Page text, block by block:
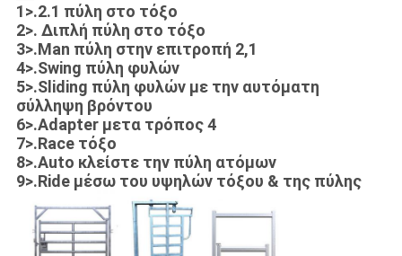
1>.2.1 πύλη στο τόξο
2>. Διπλή πύλη στο τόξο
3>.Man πύλη στην επιτροπή 2,1
4>.Swing πύλη φυλών
5>.Sliding πύλη φυλών με την αυτόματη
σύλληψη βρόντου
6>.Adapter μετα τρόπος 4
7>.Race τόξο
8>.Auto κλείστε την πύλη ατόμων
9>.Ride μέσω του υψηλών τόξου & της πύλης